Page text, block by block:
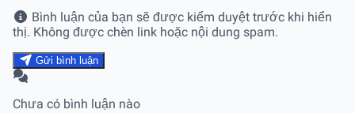
Bình luận của bạn sẽ được kiểm duyệt trước khi hiển
thị. Không được chèn link hoặc nội dung spam.
Gửi bình luận
Chưa có bình luận nào